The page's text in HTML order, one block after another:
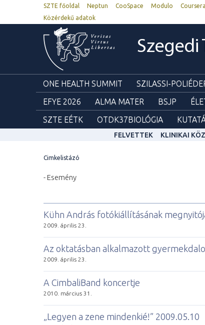
SZTE főoldal Neptun CooSpace Modulo
Közérdekű adatok
ONE HEALTH SUMMIT SZILASSI-
EFYE 2026
ALMA MATER BSJP
SZTE EÉTK
OTDK37BIOLÓGIA
FELVETTEK KLINIKAI
Cimkelistázó
- Esemény
Kühn András fotókiállításának
2009. április 23.
Az oktatásban alkalmazott
2009. április 23.
A CimbaliBand koncertje
2010. március 31.
„Legyen a zene mindenkié!” 2009.05.10